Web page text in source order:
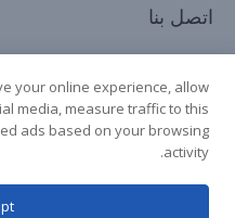
اتصل بنا
English
German
your online experience, allow
media, measure traffic to this
ads based on your browsing
activity.